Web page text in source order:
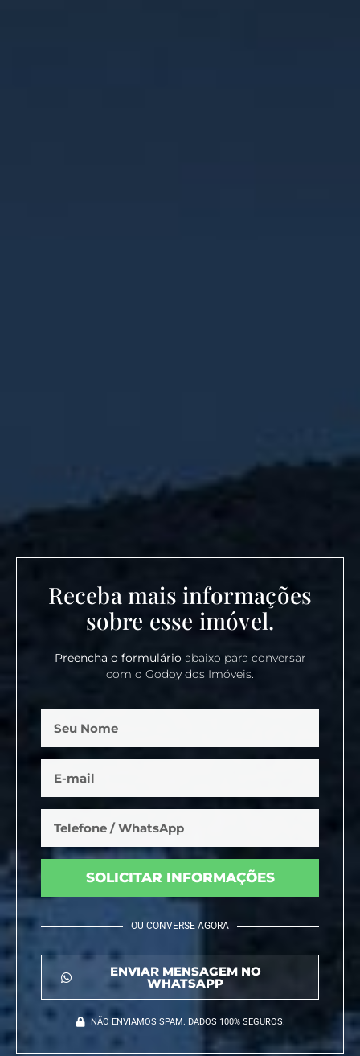
Receba mais informações
sobre esse imóvel.
Preencha o formulárioabaixo para conversar
com o Godoy dos Imóveis.
SOLICITAR INFORMAÇÕES
OU CONVERSE AGORA
ENVIAR MENSAGEM NO
WHATSAPP
NÃO ENVIAMOS SPAM. DADOS 100% SEGUROS.